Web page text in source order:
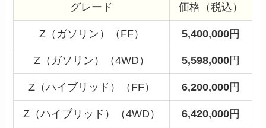
グレード 価格（税込）
Z（ガソリン）（FF） 5,400,000円
Z（ガソリン）（4WD） 5,598,000円
Z（ハイブリッド）（FF） 6,200,000円
Z（ハイブリッド）（4WD） 6,420,000円